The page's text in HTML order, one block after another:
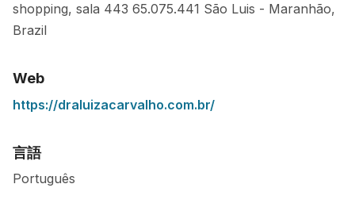
shopping, sala 443 65.075.441 São Luis - Maranhão,
Brazil
Web
https://draluizacarvalho.com.br/
言語
Português